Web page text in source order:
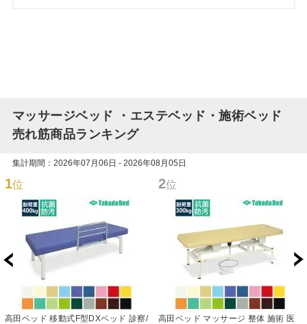
マッサージベッド ・エステベッド・施術ベッド
売れ筋商品ランキング
集計期間：2026年07月06日 - 2026年08月05日
1位
高田ベッド 移動式F型DXベッド 診察/
2位
高田ベッド マッサージ 整体 施術 医